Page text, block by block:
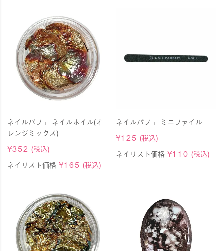
ネイルパフェ ネイルホイル(オ
レンジミックス)
¥352 (税込)
ネイリスト価格 ¥165 (税込)
ネイルパフェ ミニファイル
¥125 (税込)
ネイリスト価格 ¥110 (税込)